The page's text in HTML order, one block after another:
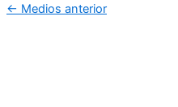
← Medios anterior